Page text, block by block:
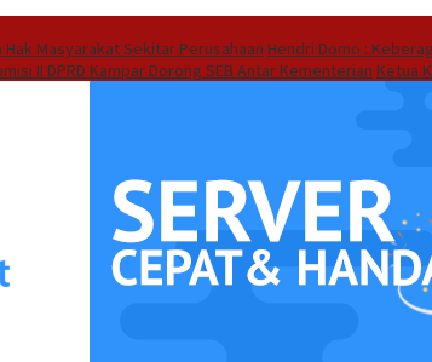
Hak Masyarakat Sekitar Perusahaan Hendri Domo :
II DPRD Kampar Dorong SEB Antar Kementerian Ketua